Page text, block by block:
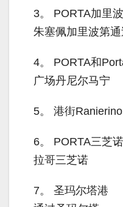
3。
PORTA加里
朱塞佩加里波第通
4。
PORTA和
广场丹尼尔马宁
5。 港街Ranierino
6。
PORTA三芝诺
拉哥三芝诺
7。
圣玛尔塔港